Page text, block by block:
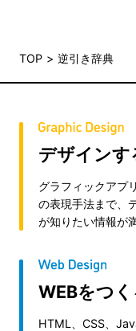
TOP 逆引き辞典
デザインす
グラフィックアプ
の表現手法まで、
が知りたい情報が
WEBをつく
HTML、CSS、